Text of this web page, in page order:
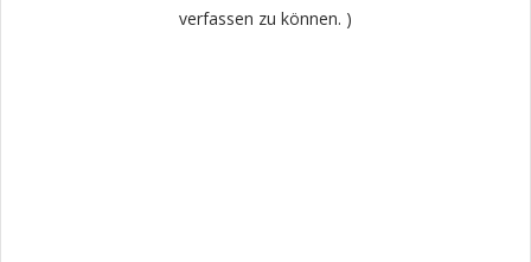
verfassen zu können. )